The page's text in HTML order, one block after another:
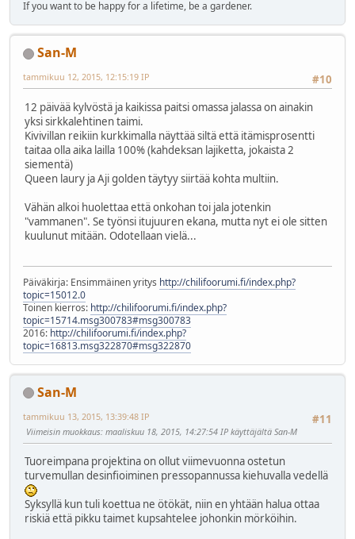
If you want to be happy for a lifetime, be a gardener.
San-M
#10
tammikuu 12, 2015, 12:15:19 IP
12 päivää kylvöstä ja kaikissa paitsi omassa jalassa on ainakin
yksi sirkkalehtinen taimi.
Kivivillan reikiin kurkkimalla näyttää siltä että itämisprosentti
taitaa olla aika lailla 100% (kahdeksan lajiketta, jokaista 2
siementä)
Queen laury ja Aji golden täytyy siirtää kohta multiin.
Vähän alkoi huolettaa että onkohan toi jala jotenkin
"vammanen". Se työnsi itujuuren ekana, mutta nyt ei ole sitten
kuulunut mitään. Odotellaan vielä...
Päiväkirja: Ensimmäinen yritys http://chilifoorumi.fi/index.php?
topic=15012.0
Toinen kierros: http://chilifoorumi.fi/index.php?
topic=15714.msg300783#msg300783
2016: http://chilifoorumi.fi/index.php?
topic=16813.msg322870#msg322870
San-M
#11
tammikuu 13, 2015, 13:39:48 IP
Viimeisin muokkaus: maaliskuu 18, 2015, 14:27:54 IP käyttäjältä San-M
Tuoreimpana projektina on ollut viimevuonna ostetun
turvemullan desinfioiminen pressopannussa kiehuvalla vedellä
Syksyllä kun tuli koettua ne ötökät, niin en yhtään halua ottaa
riskiä että pikku taimet kupsahtelee johonkin mörköihin.